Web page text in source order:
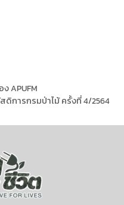
APUFM
การกรมป่าไม้ ครั้งที่ 4/2564